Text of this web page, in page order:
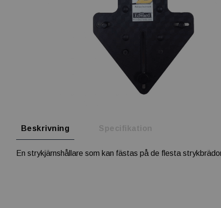
Beskrivning Specifikation
En strykjärnshållare som kan fästas på de flesta